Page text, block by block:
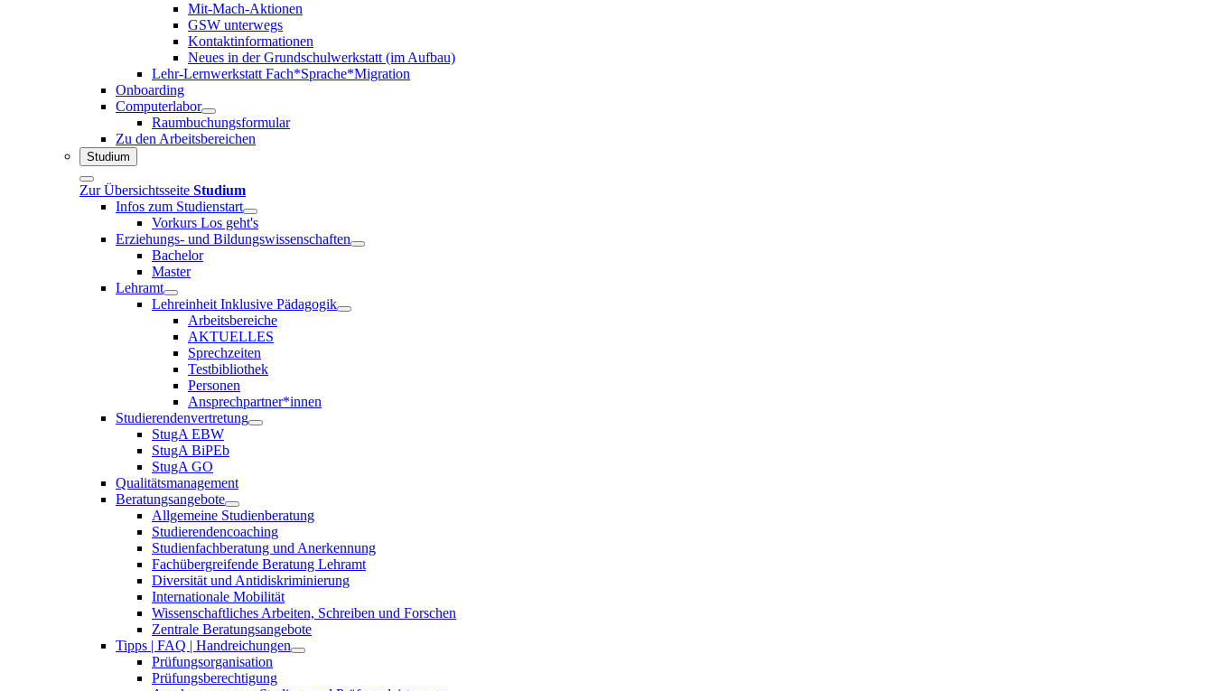
Mit-Mach-Aktionen
GSW unterwegs
Kontaktinformationen
Neues in der Grundschulwerkstatt (im Aufbau)
Lehr-Lernwerkstatt Fach*Sprache*Migration
Onboarding
Computerlabor
Raumbuchungsformular
Zu den Arbeitsbereichen
Studium
Zur Übersichtsseite Studium
Infos zum Studienstart
Vorkurs Los geht's
Erziehungs- und Bildungswissenschaften
Bachelor
Master
Lehramt
Lehreinheit Inklusive Pädagogik
Arbeitsbereiche
AKTUELLES
Sprechzeiten
Testbibliothek
Personen
Ansprechpartner*innen
Studierendenvertretung
StugA EBW
StugA BiPEb
StugA GO
Qualitätsmanagement
Beratungsangebote
Allgemeine Studienberatung
Studierendencoaching
Studienfachberatung und Anerkennung
Fachübergreifende Beratung Lehramt
Diversität und Antidiskriminierung
Internationale Mobilität
Wissenschaftliches Arbeiten, Schreiben und Forschen
Zentrale Beratungsangebote
Tipps | FAQ | Handreichungen
Prüfungsorganisation
Prüfungsberechtigung